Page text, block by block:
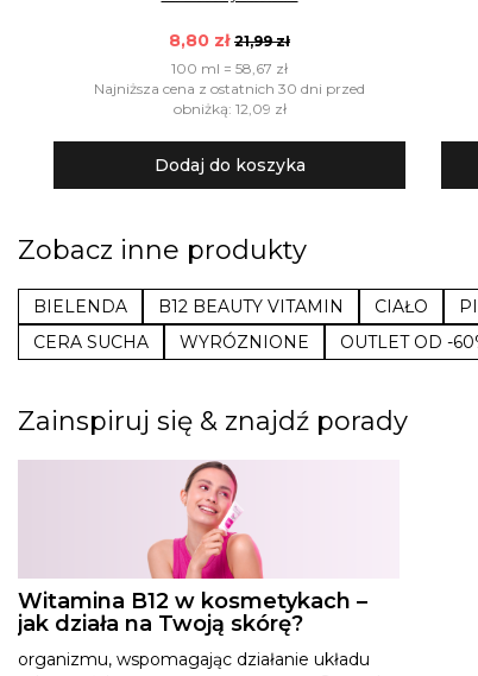
8,80 zł 21,99 zł
100 ml = 58,67 zł
Najniższa cena z ostatnich 30 dni przed
obniżką: 12,09 zł
Dodaj do koszyka
Zobacz inne produkty
BIELENDA B12 BEAUTY VITAMIN CIAŁO
CERA SUCHA
WYRÓZNIONE OUTLET OD -
Zainspiruj się & znajdź porady
Witamina B12 w kosmetykach –
jak działa na Twoją skórę?
organizmu, wspomagając działanie układu